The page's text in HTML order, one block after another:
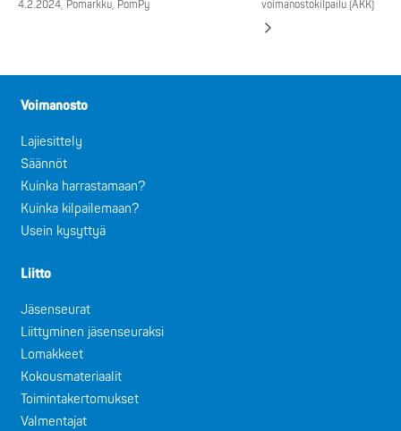
4.2.2024, Pomarkku, PomPy
voimanostokilpailu (ÅKK)
Voimanosto
Lajiesittely
Säännöt
Kuinka harrastamaan?
Kuinka kilpailemaan?
Usein kysyttyä
Liitto
Jäsenseurat
Liittyminen jäsenseuraksi
Lomakkeet
Kokousmateriaalit
Toimintakertomukset
Valmentajat